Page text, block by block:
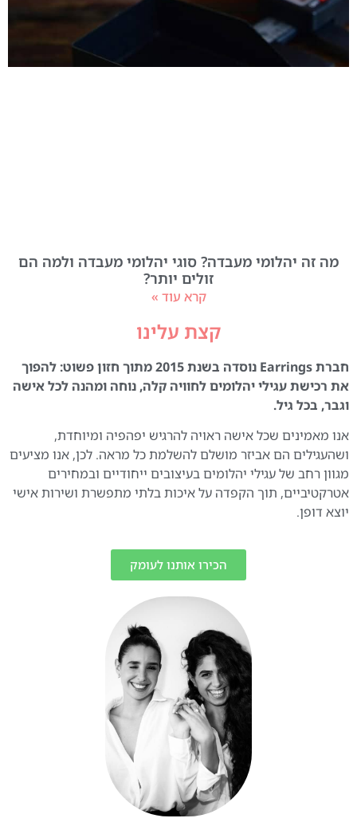
מה זה יהלומי מעבדה? סוגי יהלומי מעבדה ולמה הם
זולים יותר?
קרא עוד »
קצת עלינו
חברת Earrings נוסדה בשנת 2015 מתוך חזון פשוט: להפוך
את רכישת עגילי יהלומים לחוויה קלה, נוחה ומהנה לכל אישה
וגבר, בכל גיל.
אנו מאמינים שכל אישה ראויה להרגיש יפהפיה ומיוחדת,
ושהעגילים הם אביזר מושלם להשלמת כל מראה. לכן, אנו מציעים
מגוון רחב של עגילי יהלומים בעיצובים ייחודיים ובמחירים
אטרקטיביים, תוך הקפדה על איכות בלתי מתפשרת ושירות אישי
יוצא דופן.
הכירו אותנו לעומק